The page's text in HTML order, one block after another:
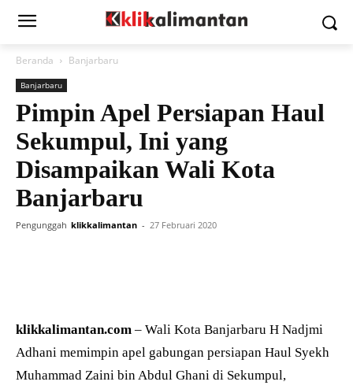
Beranda Banjarbaru
Banjarbaru
Pimpin Apel Persiapan Haul
Sekumpul, Ini yang
Disampaikan Wali Kota
Banjarbaru
Pengunggah klikkalimantan - 27 Februari 2020
klikkalimantan.com – Wali Kota Banjarbaru H Nadjmi
Adhani memimpin apel gabungan persiapan Haul Syekh
Muhammad Zaini bin Abdul Ghani di Sekumpul,